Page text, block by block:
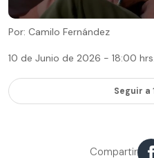
Por: Camilo Fernández
10 de Junio de 2026 - 18:00 hrs.
Seguir a
Compartir